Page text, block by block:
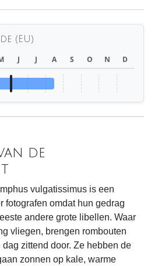
(EU)
J J A S O N D
de
vulgatissimus is een
fotografen omdat hun gedrag
andere grote libellen. Waar
vliegen, brengen rombouten
zittend door. Ze hebben de
zonnen op kale, warme